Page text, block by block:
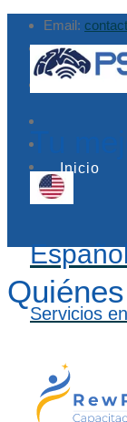
Email:
Augusto
Tu
Servicios
Inicio
ABOUT OUR